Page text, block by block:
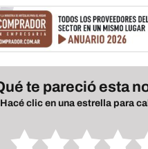
te pareció esta
Hacé clic en una estrella para